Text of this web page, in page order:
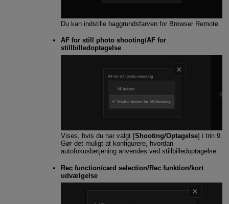
Du kan indstille baggrundsfarven for Browser Remote.
AF for still photo shooting/AF for
stillbilledoptagelse
Vises, hvis du har valgt [Shooting/Optagelse] i trin 9.
Gør det muligt at konfigurere, hvordan
autofokusbetjening anvendes ved stillbilledoptagelse.
Rec function/card selection/Rec funktion/kort
udvælgelse